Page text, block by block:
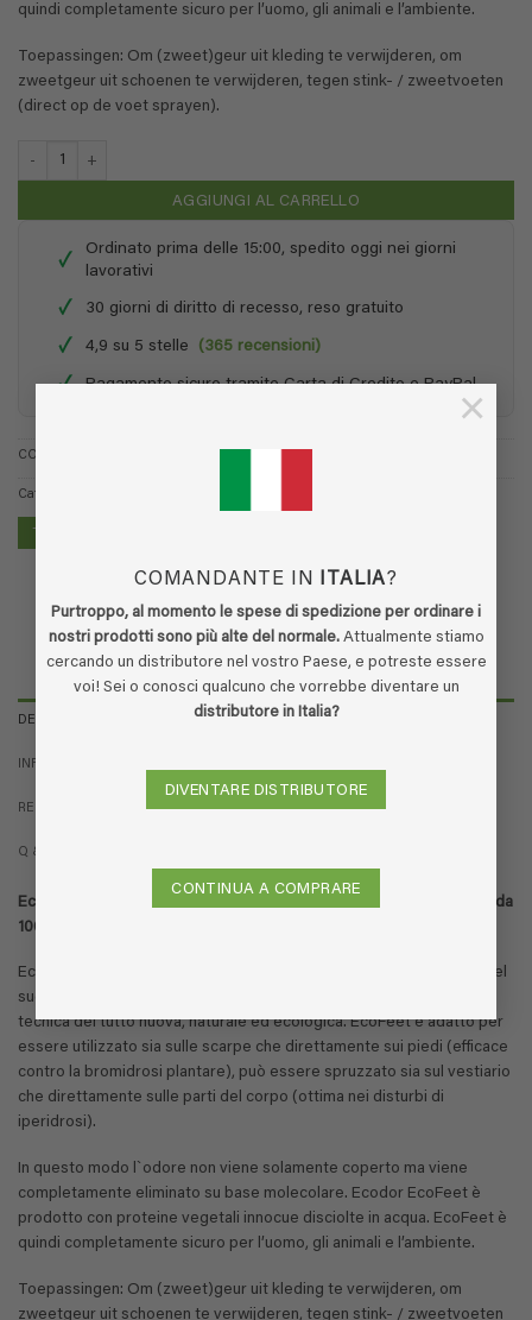
COMANDANTE IN ITALIA?
Purtroppo, al momento le spese di spedizione per ordinare i
nostri prodotti sono più alte del normale.Attualmente stiamo
cercando un distributore nel vostro Paese, e potreste essere
voi! Sei o conosci qualcuno che vorrebbe diventare un
distributore in Italia?
DIVENTARE DISTRIBUTORE
CONTINUA A COMPRARE
×
quindi completamente sicuro per l’uomo, gli animali e l’ambiente.
Toepassingen: Om (zweet)geur uit kleding te verwijderen, om
zweetgeur uit schoenen te verwijderen, tegen stink- / zweetvoeten
(direct op de voet sprayen).
AGGIUNGI AL CARRELLO
✓
Ordinato prima delle 15:00, spedito oggi nei giorni
lavorativi
✓ 30 giorni di diritto di recesso, reso gratuito
✓ 4,9 su 5 stelle (365 recensioni)
✓ Pagamento sicuro tramite Carta di Credito e PayPal
COD:
Categoria:
DESCRIZIONE
INFORMAZIONI AGGIUNTIVE
RECENSIONI (1)
Q & A
EcoFeet contro l’odore di piedi. Flacone spray ricaricabile EcoFeet da
100 ml. Comodo per quando viaggi.
EcoFeet è uno spray concepito per eliminare l`odore sgradevole del
sudore corporeo. EcoFeet distrugge le molecole odorose con una
tecnica del tutto nuova, naturale ed ecologica. EcoFeet è adatto per
essere utilizzato sia sulle scarpe che direttamente sui piedi (efficace
contro la bromidrosi plantare), può essere spruzzato sia sul vestiario
che direttamente sulle parti del corpo (ottima nei disturbi di
iperidrosi).
In questo modo l`odore non viene solamente coperto ma viene
completamente eliminato su base molecolare. Ecodor EcoFeet è
prodotto con proteine vegetali innocue disciolte in acqua. EcoFeet è
quindi completamente sicuro per l’uomo, gli animali e l’ambiente.
Toepassingen: Om (zweet)geur uit kleding te verwijderen, om
zweetgeur uit schoenen te verwijderen, tegen stink- / zweetvoeten